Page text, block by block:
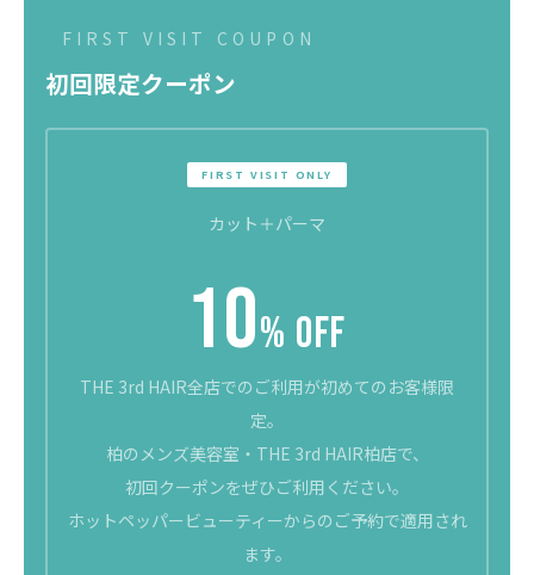
FIRST VISIT COUPON
初回限定クーポン
FIRST VISIT ONLY
カット＋パーマ
10% OFF
THE 3rd HAIR全店でのご利用が初めてのお客様限
定。
柏のメンズ美容室・THE 3rd HAIR柏店で、
初回クーポンをぜひご利用ください。
ホットペッパービューティーからのご予約で適用され
ます。